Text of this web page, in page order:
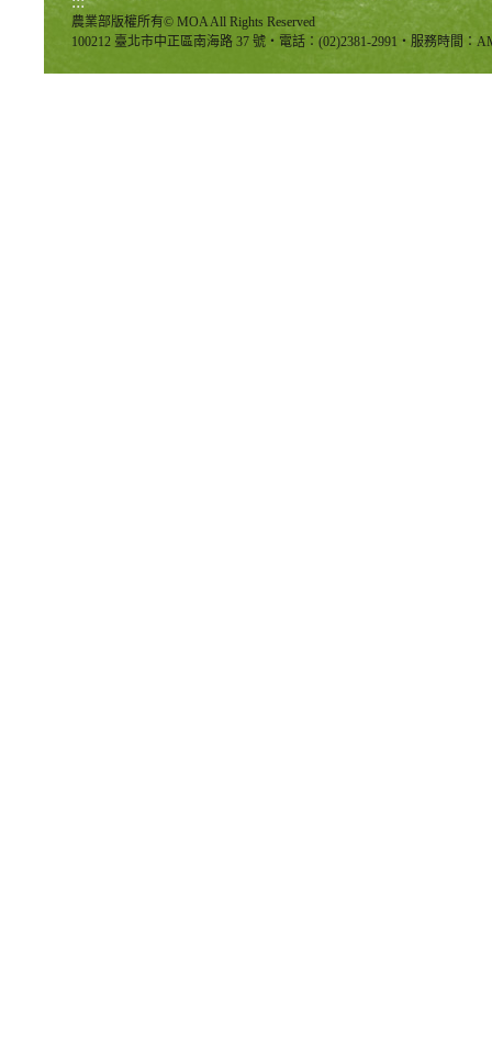
農業部版權所有© MOA All Rights Reserved
100212 臺北市中正區南海路 37 號‧電話：(02)2381-2991‧服務時間：